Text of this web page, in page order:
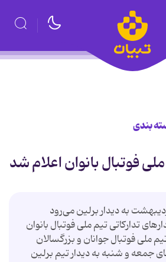
بندی
فوتبال بانوان اعلام شد
به دیدار برلین می‌رود
تداركاتی تیم ملی فوتبال بانوان
ملی فوتبال جوانان و بزرگسالان
جمعه و شنبه به دیدار تیم برلین